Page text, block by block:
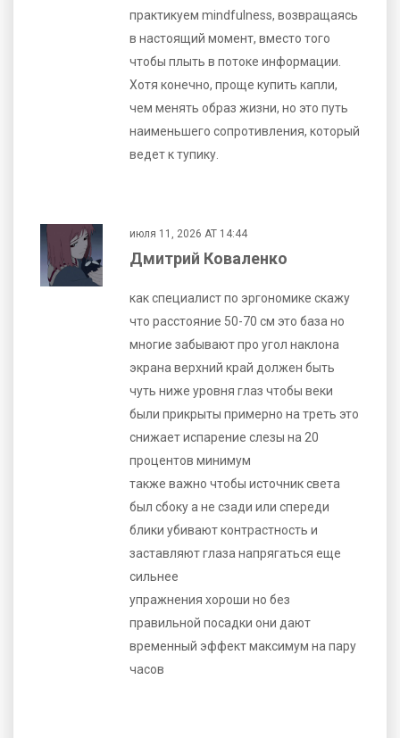
практикуем mindfulness, возвращаясь
в настоящий момент, вместо того
чтобы плыть в потоке информации.
Хотя конечно, проще купить капли,
чем менять образ жизни, но это путь
наименьшего сопротивления, который
ведет к тупику.
июля 11, 2026 AT 14:44
Дмитрий Коваленко
как специалист по эргономике скажу
что расстояние 50-70 см это база но
многие забывают про угол наклона
экрана верхний край должен быть
чуть ниже уровня глаз чтобы веки
были прикрыты примерно на треть это
снижает испарение слезы на 20
процентов минимум
также важно чтобы источник света
был сбоку а не сзади или спереди
блики убивают контрастность и
заставляют глаза напрягаться еще
сильнее
упражнения хороши но без
правильной посадки они дают
временный эффект максимум на пару
часов